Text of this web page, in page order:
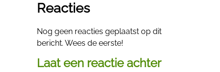
Reacties
Nog geen reacties geplaatst op dit
bericht. Wees de eerste!
Laat een reactie achter